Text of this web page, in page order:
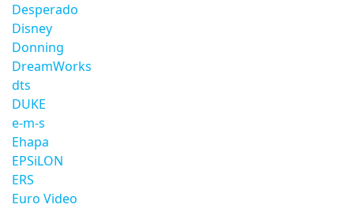
Desperado
Disney
Donning
DreamWorks
dts
DUKE
e-m-s
Ehapa
EPSiLON
ERS
Euro Video